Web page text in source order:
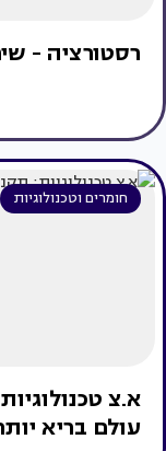
רסטורציה -
חומרים וטכנולוגיות
עולם בריא